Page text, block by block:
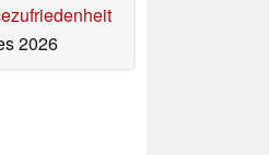
2026